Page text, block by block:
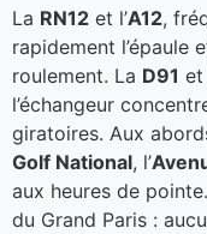
La RN12 et l’A12,
rapidement l’épaule
roulement. La D91 et
l’échangeur
giratoires. Aux
Golf National, l’
aux heures de
du Grand Paris :